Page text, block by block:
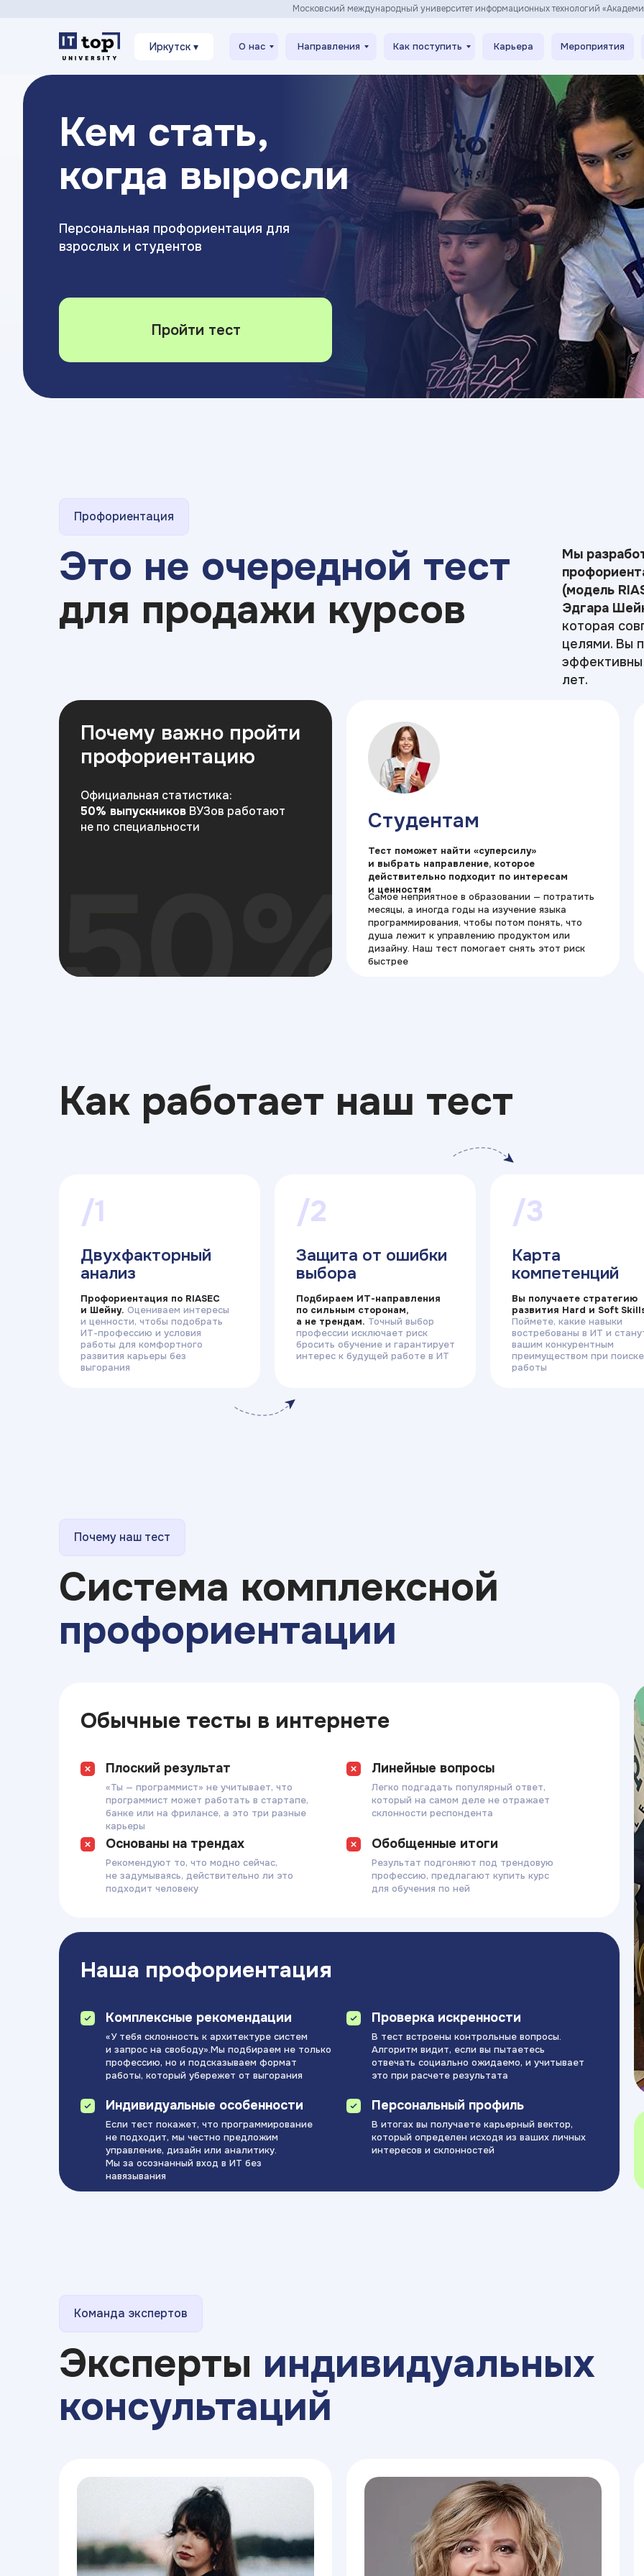
Иркутск ▾ Карьера Мероприятия
О нас Направления Как поступить
Московский международный университет информационных технологий
Кем стать,
когда выросли
Персональная профориентация для
взрослых и студентов
Пройти тест
Профориентация
Мы
(модель
Эдгара
которая
целями. Вы
эффективны
лет.
Это не очередной тест
для продажи курсов
Студентам
Самое неприятное в образовании — потратить
месяцы, а иногда годы на изучение языка
программирования, чтобы потом понять, что
душа лежит к управлению продуктом или
дизайну. Наш тест помогает снять этот риск
быстрее
Тест поможет найти «суперсилу»
и выбрать направление, которое
действительно подходит по интересам
и ценностям
Почему важно пройти
профориентацию
Официальная статистика:
50% выпускников ВУЗов работают
не по специальности
Как работает наш тест
Вы получаете стратегию
развития Hard и Soft
Поймете, какие навыки
востребованы в ИТ и
вашим конкурентным
преимуществом при поиске
работы
Карта
компетенций
/3
Подбираем ИТ-направления
по сильным сторонам,
а не трендам. Точный выбор
профессии исключает риск
бросить обучение и гарантирует
интерес к будущей работе в ИТ
Защита от ошибки
выбора
/2
Профориентация по RIASEC
и Шейну. Оцениваем интересы
и ценности, чтобы подобрать
ИТ-профессию и условия
работы для комфортного
развития карьеры без
выгорания
Двухфакторный
анализ
/1
Почему наш тест
Система комплексной
профориентации
Наша профориентация
Если тест покажет, что программирование
не подходит, мы честно предложим
управление, дизайн или аналитику.
Мы за осознанный вход в ИТ без
навязывания
Индивидуальные особенности
В итогах вы получаете карьерный вектор,
который определен исходя из ваших личных
интересов и склонностей
Персональный профиль
В тест встроены контрольные вопросы.
Алгоритм видит, если вы пытаетесь
отвечать социально ожидаемо, и учитывает
это при расчете результата
Проверка искренности
«У тебя склонность к архитектуре систем
и запрос на свободу».Мы подбираем не только
профессию, но и подсказываем формат
работы, который убережет от выгорания
Комплексные рекомендации
Обычные тесты в интернете
Рекомендуют то, что модно сейчас,
не задумываясь, действительно ли это
подходит человеку
Основаны на трендах
Результат подгоняют под трендовую
профессию, предлагают купить курс
для обучения по ней
Обобщенные итоги
Легко подгадать популярный ответ,
который на самом деле не отражает
склонности респондента
Линейные вопросы
«Ты — программист» не учитывает, что
программист может работать в стартапе,
банке или на фрилансе, а это три разные
карьеры
Плоский результат
Эксперты индивидуальных
консультаций
Команда экспертов